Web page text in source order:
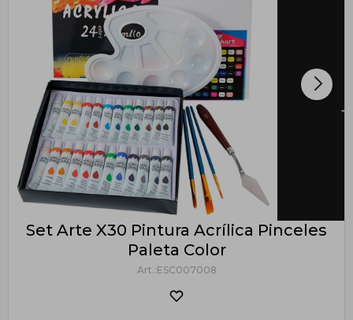
Set Arte X30 Pintura Acrílica Pinceles
Paleta Color
ESC007008